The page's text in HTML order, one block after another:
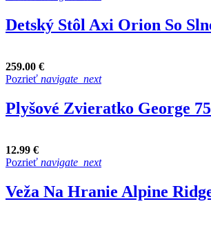
Detský Stôl Axi Orion So
259.00 €
Pozrieť navigate_next
Plyšové Zvieratko George
12.99 €
Pozrieť navigate_next
Veža Na Hranie Alpine